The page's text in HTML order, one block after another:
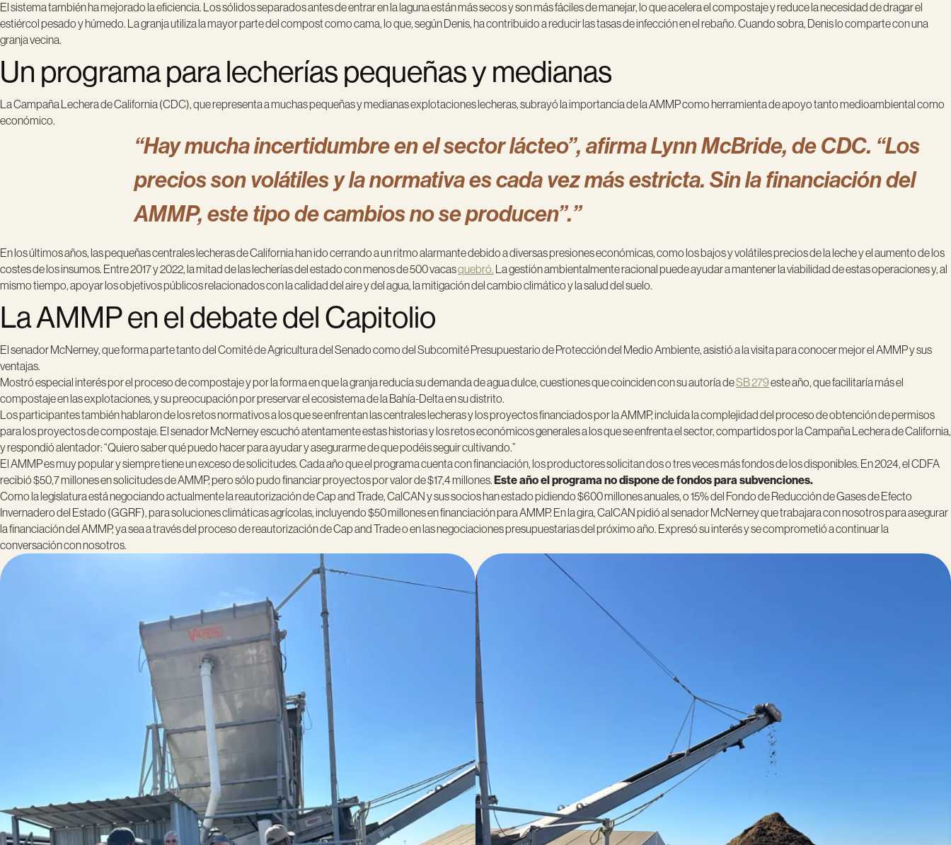
El sistema también ha mejorado la eficiencia. Los sólidos separados antes de entrar en la laguna están más secos y son más fáciles de manejar, lo que acelera el compostaje y reduce la necesidad de dragar el
estiércol pesado y húmedo. La granja utiliza la mayor parte del compost como cama, lo que, según Denis, ha contribuido a reducir las tasas de infección en el rebaño. Cuando sobra, Denis lo comparte con una
granja vecina.
Un programa para lecherías pequeñas y medianas
La Campaña Lechera de California (CDC), que representa a muchas pequeñas y medianas explotaciones lecheras, subrayó la importancia de la AMMP como herramienta de apoyo tanto medioambiental como
económico.
“Hay mucha incertidumbre en el sector lácteo”, afirma Lynn McBride, de CDC. “Los
precios son volátiles y la normativa es cada vez más estricta. Sin la financiación del
AMMP, este tipo de cambios no se producen”.”
En los últimos años, las pequeñas centrales lecheras de California han ido cerrando a un ritmo alarmante debido a diversas presiones económicas, como los bajos y volátiles precios de la leche y el aumento de los
costes de los insumos. Entre 2017 y 2022, la mitad de las lecherías del estado con menos de 500 vacasquebró. La gestión ambientalmente racional puede ayudar a mantener la viabilidad de estas operaciones y, al
mismo tiempo, apoyar los objetivos públicos relacionados con la calidad del aire y del agua, la mitigación del cambio climático y la salud del suelo.
La AMMP en el debate del Capitolio
El senador McNerney, que forma parte tanto del Comité de Agricultura del Senado como del Subcomité Presupuestario de Protección del Medio Ambiente, asistió a la visita para conocer mejor el AMMP y sus
ventajas.
Mostró especial interés por el proceso de compostaje y por la forma en que la granja reducía su demanda de agua dulce, cuestiones que coinciden con su autoría deSB 279este año, que facilitaría más el
compostaje en las explotaciones, y su preocupación por preservar el ecosistema de la Bahía-Delta en su distrito.
Los participantes también hablaron de los retos normativos a los que se enfrentan las centrales lecheras y los proyectos financiados por la AMMP, incluida la complejidad del proceso de obtención de permisos
para los proyectos de compostaje. El senador McNerney escuchó atentamente estas historias y los retos económicos generales a los que se enfrenta el sector, compartidos por la Campaña Lechera de California,
y respondió alentador: “Quiero saber qué puedo hacer para ayudar y asegurarme de que podéis seguir cultivando.”
El AMMP es muy popular y siempre tiene un exceso de solicitudes. Cada año que el programa cuenta con financiación, los productores solicitan dos o tres veces más fondos de los disponibles. En 2024, el CDFA
recibió $50,7 millones en solicitudes de AMMP, pero sólo pudo financiar proyectos por valor de $17,4 millones.Este año el programa no dispone de fondos para subvenciones.
Como la legislatura está negociando actualmente la reautorización de Cap and Trade, CalCAN y sus socios han estado pidiendo $600 millones anuales, o 15% del Fondo de Reducción de Gases de Efecto
Invernadero del Estado (GGRF), para soluciones climáticas agrícolas, incluyendo $50 millones en financiación para AMMP. En la gira, CalCAN pidió al senador McNerney que trabajara con nosotros para asegurar
la financiación del AMMP, ya sea a través del proceso de reautorización de Cap and Trade o en las negociaciones presupuestarias del próximo año. Expresó su interés y se comprometió a continuar la
conversación con nosotros.